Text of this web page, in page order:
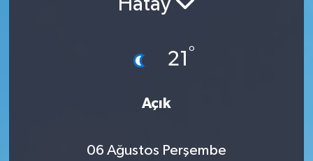
Hatay
21°
Açık
06 Ağustos Perşembe